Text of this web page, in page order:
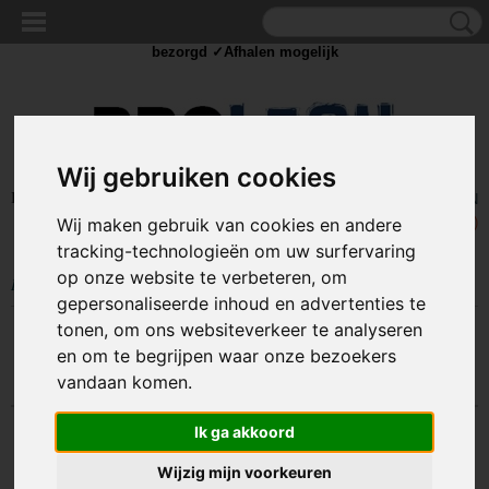
Wij gebruiken cookies
Wij maken gebruik van cookies en andere
tracking-technologieën om uw surfervaring
op onze website te verbeteren, om
gepersonaliseerde inhoud en advertenties te
tonen, om ons websiteverkeer te analyseren
en om te begrijpen waar onze bezoekers
vandaan komen.
Ik ga akkoord
Wijzig mijn voorkeuren
Inloggen Registreren
UW WINKELWAGEN
Geen producten
(0)
Home >IJZERWAREN>BOUTEN>BOUTEN>M4 Bouten
Sorteer op:
bezorgd ✓Afhalen mogelijk